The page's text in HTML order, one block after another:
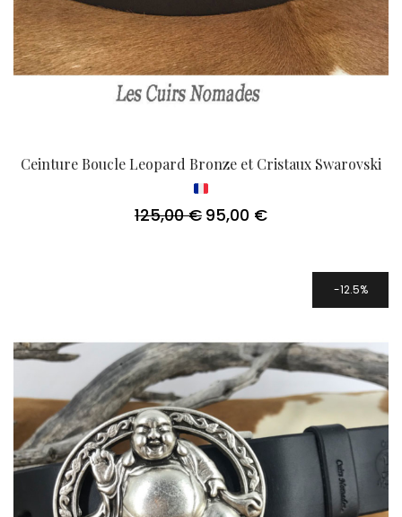
Ceinture Boucle Leopard Bronze et Cristaux Swarovski
125,00€ Le
95,00 €Le
12.5%